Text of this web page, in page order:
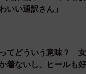
いい通訳さん」
ってどういう意味？
着ないし、ヒール